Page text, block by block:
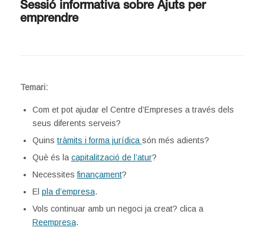
Sessió informativa sobre Ajuts per
emprendre
Temari:
Com et pot ajudar el Centre d’Empreses a través dels
seus diferents serveis?
Quins tràmits i forma jurídicasón més adients?
Què és la capitalització de l’atur?
Necessitesfinançament?
El pla d’empresa.
Vols continuar amb un negoci ja creat? clica a
Reempresa.